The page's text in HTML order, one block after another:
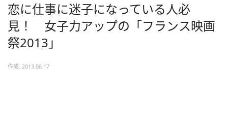
恋に仕事に迷子になっている人必
見！ 女子力アップの「フランス映画
祭2013」
作成: 2013.06.17